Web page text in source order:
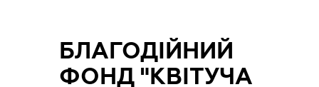
БЛАГОДІЙНИЙ
ФОНД "КВІТУЧА